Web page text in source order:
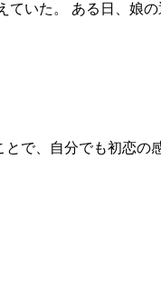
いた。 ある日、娘
で、自分でも初恋の